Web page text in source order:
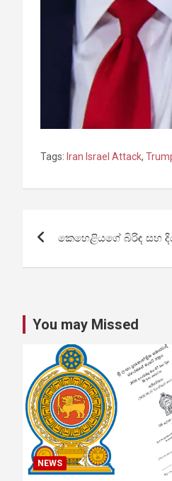
Tags: Iran Israel Attack,
navigation
කෙහෙළියගේ බිරිඳ සහ
You may Missed
NEWS